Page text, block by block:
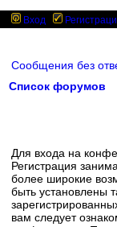
Вход
Сообщения без
Список форумов
Для входа на
Регистрация
более широкие
быть установлены
вам следует